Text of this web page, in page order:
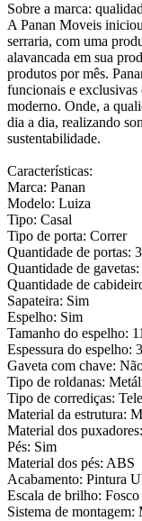
Sobre a marca:
A Panan Moveis
serraria, com uma
alavancada em sua
produtos por mês.
funcionais e
moderno. Onde, a
dia a dia, realizando
sustentabilidade.
Características:
Marca: Panan
Modelo: Luiza
Tipo: Casal
Tipo de porta: Correr
Quantidade de portas:
Quantidade de
Quantidade de
Sapateira: Sim
Espelho: Sim
Tamanho do espelho:
Espessura do espelho:
Gaveta com chave:
Tipo de roldanas:
Tipo de corrediças:
Material da estrutura:
Material dos
Pés: Sim
Material dos pés: ABS
Acabamento: Pintura
Escala de brilho: Fosco
Sistema de